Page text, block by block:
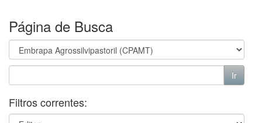
Página de Busca
Filtros correntes: